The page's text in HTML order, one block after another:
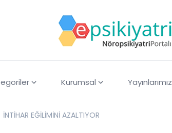
Kurumsal Yayınlarımız
İNTİHAR EĞİLİMİNİ AZALTIYOR